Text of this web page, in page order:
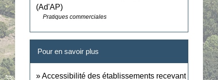
(Ad'AP)
Pratiques commerciales
Pour en savoir plus
Accessibilité des établissements recevant